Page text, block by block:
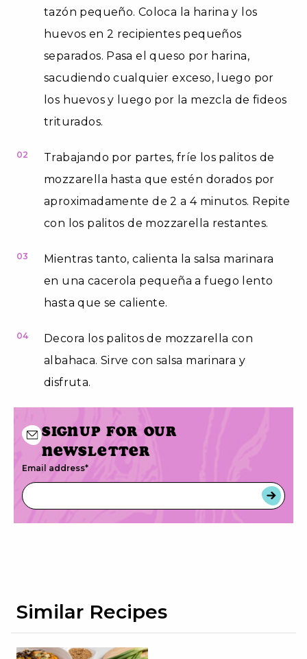
tazón pequeño. Coloca la harina y los
huevos en 2 recipientes pequeños
separados. Pasa el queso por harina,
sacudiendo cualquier exceso, luego por
los huevos y luego por la mezcla de fideos
triturados.
02
Trabajando por partes, fríe los palitos de
mozzarella hasta que estén dorados por
aproximadamente de 2 a 4 minutos. Repite
con los palitos de mozzarella restantes.
03
Mientras tanto, calienta la salsa marinara
en una cacerola pequeña a fuego lento
hasta que se caliente.
04
Decora los palitos de mozzarella con
albahaca. Sirve con salsa marinara y
disfruta.
Signup for our
newsletter
Email address*
Similar Recipes